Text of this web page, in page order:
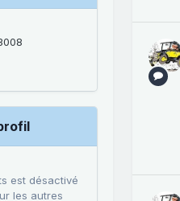
est désactivé
les autres